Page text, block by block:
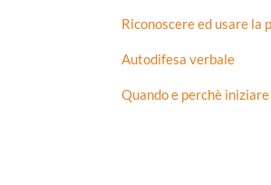
Riconoscere ed usare la
Autodifesa verbale
Quando e perchè